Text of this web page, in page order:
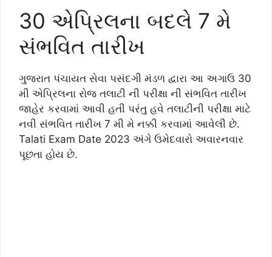
30 એપ્રિલના બદલે 7 મે
સંભવિત તારીખ
ગુજરાત પંચાયત સેવા પસંદગી મંડળ દ્વારા આ અગાઉ 30
મી એપ્રિલના રોજ તલાટી ની પરીક્ષા ની સંભવિત તારીખ
જાહેર કરવામાં આવી હતી પરંતુ હવે તલાટીની પરીક્ષા માટે
નવી સંભવિત તારીખ 7 મી મે નક્કી કરવામાં આવેલી છે.
Talati Exam Date 2023 અંગે ઉમેદવારો અવારનવાર
પૂછતા હોય છે.